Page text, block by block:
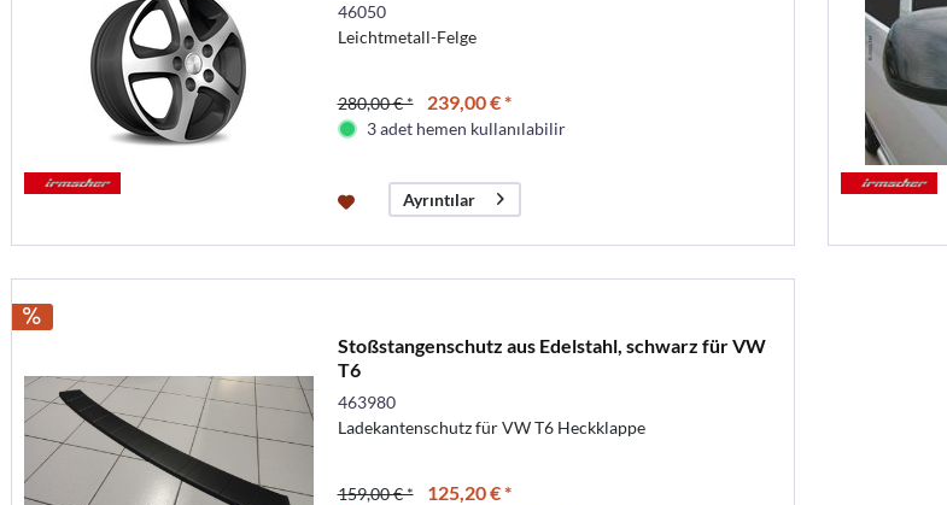
46050
Leichtmetall-Felge
280,00 € * 239,00 € *
3 adet hemen kullanılabilir
Ayrıntılar
Stoßstangenschutz aus Edelstahl, schwarz für VW
T6
463980
Ladekantenschutz für VW T6 Heckklappe
159,00 € * 125,20 € *